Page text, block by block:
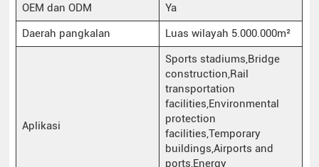
OEM dan ODM
Ya
Daerah pangkalan
Luas wilayah 5.000.000m²
Aplikasi
Sports stadiums,Bridge
construction,Rail
transportation
facilities,Environmental
protection
facilities,Temporary
buildings,Airports and
ports,Energy